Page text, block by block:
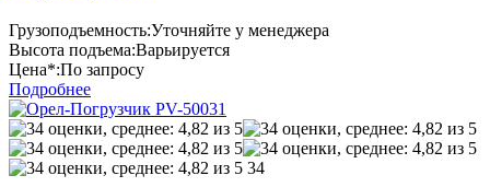
Грузоподъемность:Уточняйте у менеджера
Высота подъема:Варьируется
Цена*:По запросу
Подробнее
34